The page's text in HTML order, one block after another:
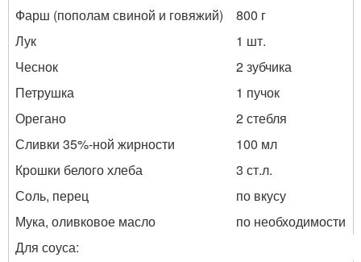
Фарш (пополам свиной и говяжий)
800 г
Лук
1 шт.
Чеснок
2 зубчика
Петрушка
1 пучок
Орегано
2 стебля
Сливки 35%-ной жирности
100 мл
Крошки белого хлеба
3 ст.л.
Соль, перец
по вкусу
Мука, оливковое масло
по необходимости
Для соуса: